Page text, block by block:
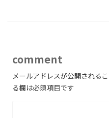
comment
メールアドレスが公開されるこ
る欄は必須項目です